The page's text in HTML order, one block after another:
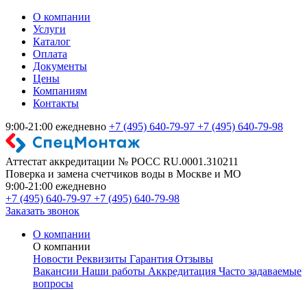
О компании
Услуги
Каталог
Оплата
Документы
Цены
Компаниям
Контакты
9:00-21:00 ежедневно +7 (495) 640-79-97 +7 (495) 640-79-98
Аттестат аккредитации № РОСС RU.0001.310211
Поверка и замена счетчиков воды в Москве и МО
9:00-21:00 ежедневно
+7 (495) 640-79-97 +7 (495) 640-79-98
Заказать звонок
О компании
О компании
Новости Реквизиты Гарантия Отзывы
Вакансии Наши работы Аккредитация Часто задаваемые
вопросы